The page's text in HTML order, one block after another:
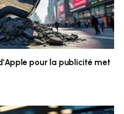
pour la publicité met